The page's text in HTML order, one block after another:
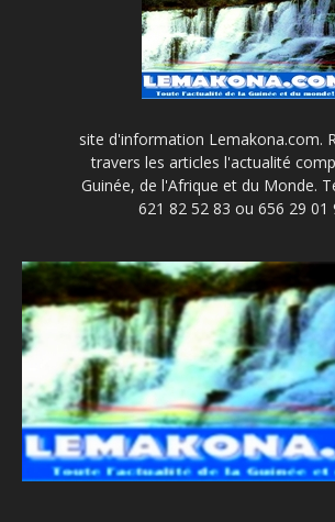
site d'information Lemakona.com.
travers les articles l'actualité
Guinée, de l'Afrique et du Monde.
621 82 52 83 ou 656 29 01